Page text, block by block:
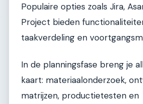
Populaire opties zoals Jira,
Project bieden
taakverdeling en
In de planningsfase breng je
kaart: materiaalonderzoek,
matrijzen, productietesten en